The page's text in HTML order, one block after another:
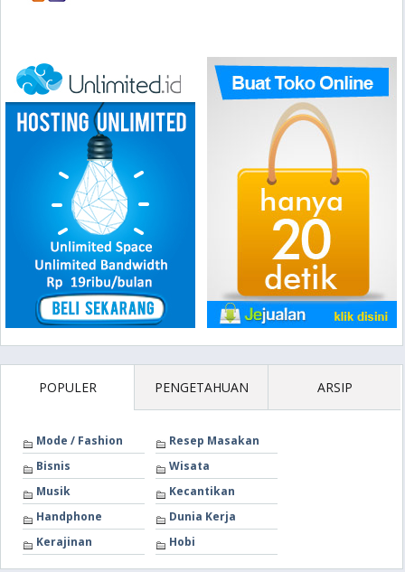
POPULER PENGETAHUAN ARSIP
Mode / Fashion
Resep Masakan
Bisnis
Wisata
Musik
Kecantikan
Handphone
Dunia Kerja
Kerajinan
Hobi